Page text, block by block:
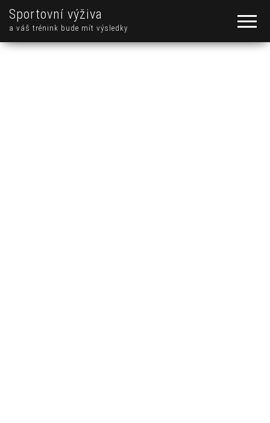
Sportovní výživa
a váš trénink bude mít výsledky